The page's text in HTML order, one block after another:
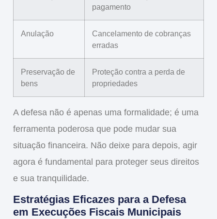
pagamento
Anulação
Cancelamento de cobranças
erradas
Preservação de
bens
Proteção contra a perda de
propriedades
A defesa não é apenas uma formalidade; é uma
ferramenta poderosa que pode mudar sua
situação financeira. Não deixe para depois, agir
agora é fundamental para proteger seus direitos
e sua tranquilidade.
Estratégias Eficazes para a Defesa
em Execuções Fiscais Municipais